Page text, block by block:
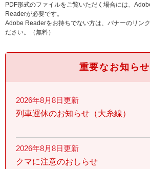
PDF形式のファイルをご覧いただく場合には、
Readerが必要です。
Adobe Readerをお持ちでない方は、バナーのリン
ださい。（無料）
重要なお知らせ
2026年8月8日更新
列車運休のお知らせ（大糸線）
2026年8月8日更新
クマに注意のおしらせ